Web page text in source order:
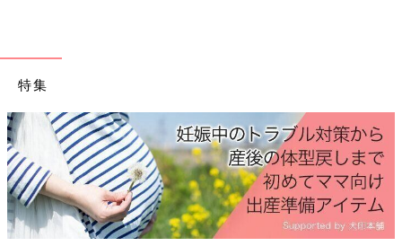
こちらはs_e_n_chan22さんがゲットした、西松屋の7分丈レギン
ス。綿とポリウレタン素材でストレッチ性があり、保育園着にぴ
もなく、安心して着せてあげることができますよ♪ ワンサイズあ
げて、少しゆとりを持たせてあげると、ぴったりサイズよりも着
脱しやすくなるのでおすすめです！こちらはカラーバリエーショ
ンがあるので、オシャレも楽しめるのが嬉しいところ◎
寒暖差があっても安心！バースデイの薄手アウター
特集